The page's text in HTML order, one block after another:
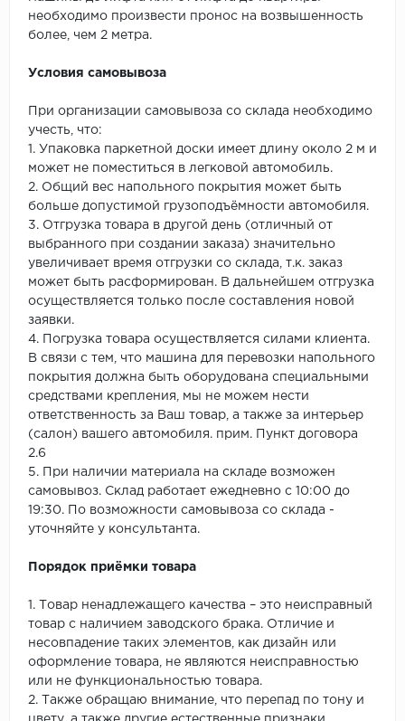
необходимо произвести пронос на возвышенность
более, чем 2 метра.
Условия самовывоза
При организации самовывоза со склада необходимо
учесть, что:
1. Упаковка паркетной доски имеет длину около 2 м и
может не поместиться в легковой автомобиль.
2. Общий вес напольного покрытия может быть
больше допустимой грузоподъёмности автомобиля.
3. Отгрузка товара в другой день (отличный от
выбранного при создании заказа) значительно
увеличивает время отгрузки со склада, т.к. заказ
может быть расформирован. В дальнейшем отгрузка
осуществляется только после составления новой
заявки.
4. Погрузка товара осуществляется силами клиента.
В связи с тем, что машина для перевозки напольного
покрытия должна быть оборудована специальными
средствами крепления, мы не можем нести
ответственность за Ваш товар, а также за интерьер
(салон) вашего автомобиля. прим. Пункт договора
2.6
5. При наличии материала на складе возможен
самовывоз. Склад работает ежедневно с 10:00 до
19:30. По возможности самовывоза со склада -
уточняйте у консультанта.
Порядок приёмки товара
1. Товар ненадлежащего качества – это неисправный
товар с наличием заводского брака. Отличие и
несовпадение таких элементов, как дизайн или
оформление товара, не являются неисправностью
или не функциональностью товара.
2. Также обращаю внимание, что перепад по тону и
цвету, а также другие естественные признаки